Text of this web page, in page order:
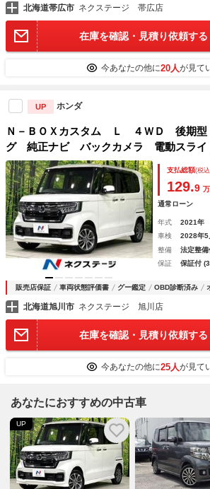
北海道帯広市 ネクステージ 帯広店
在庫を確認・見積り依頼する
今あなたの他に20人が見て
UP ホンダ
Ｎ－ＢＯＸカスタム Ｌ ４ＷＤ 後期
グ 純正ナビ バックカメラ 電動スライ
様 禁煙車 ドラレコ ＥＴＣ レーダー
センサー シートヒーター スマートキー
支払総額(税
129.9
通常ローン
年式 2021年
車検
2028年5
整備
法定整備
保証
保証付
販売店保証 車両状態評価書 グー鑑定 OBD診断済み
北海道旭川市 ネクステージ 旭川店
在庫を確認・見積り依頼する
今あなたの他に25人が見て
あなたにおすすめの中古車
UP